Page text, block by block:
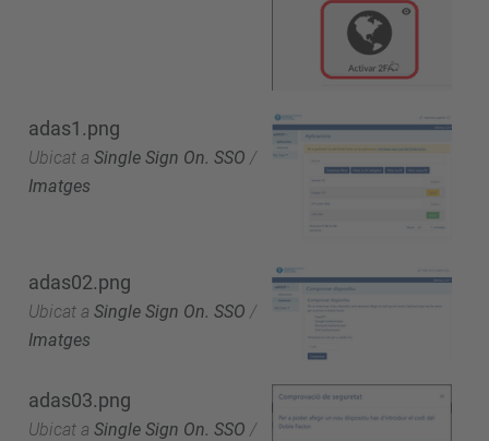
adas1.png
Ubicat a Single Sign On. SSO /
Imatges
adas02.png
Ubicat a Single Sign On. SSO /
Imatges
adas03.png
Ubicat a Single Sign On. SSO /